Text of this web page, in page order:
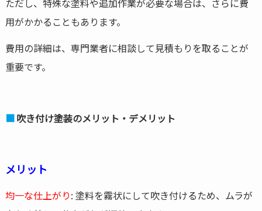
ただし、特殊な塗料や追加作業が必要な場合は、さらに費
用がかかることもあります。
費用の詳細は、専門業者に相談して見積もりを取ることが
重要です。
吹き付け塗装のメリット・デメリット
メリット
均一な仕上がり: 塗料を霧状にして吹き付けるため、ムラが